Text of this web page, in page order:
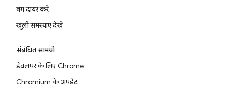
बग दायर करें
खुली समस्याएं देखें
संबंधित सामग्री
डेवलपर के लिए Chrome
Chromium के अपडेट